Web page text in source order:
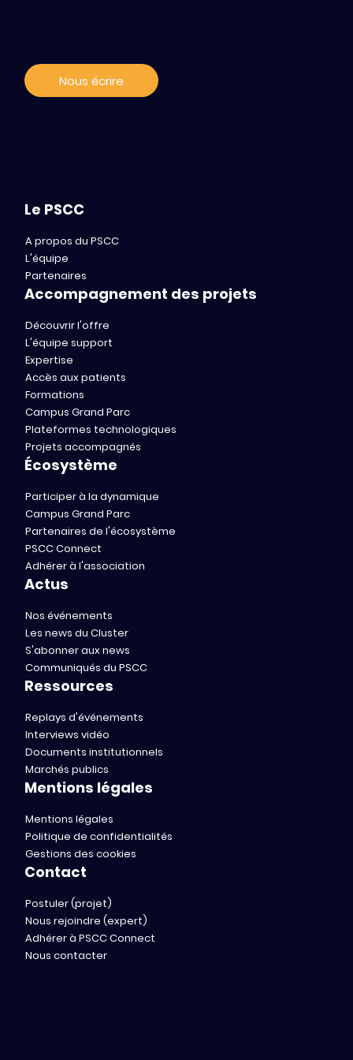
Nous écrire
Le PSCC
A propos du PSCC
L'équipe
Partenaires
Accompagnement des projets
Découvrir l'offre
L'équipe support
Expertise
Accès aux patients
Formations
Campus Grand Parc
Plateformes technologiques
Projets accompagnés
Écosystème
Participer à la dynamique
Campus Grand Parc
Partenaires de l'écosystème
PSCC Connect
Adhérer à l'association
Actus
Nos événements
Les news du Cluster
S'abonner aux news
Communiqués du PSCC
Ressources
Replays d'événements
Interviews vidéo
Documents institutionnels
Marchés publics
Mentions légales
Mentions légales
Politique de confidentialités
Gestions des cookies
Contact
Postuler (projet)
Nous rejoindre (expert)
Adhérer à PSCC Connect
Nous contacter